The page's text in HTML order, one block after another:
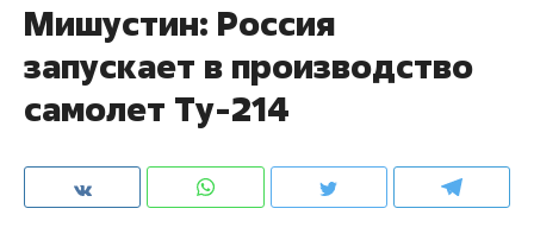
Мишустин: Россия
запускает в производство
самолет Ту-214